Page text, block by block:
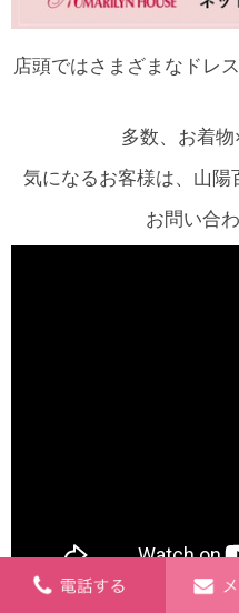
店頭ではさまざまなドレ
多数、お着
気になるお客様は、山陽
お問い合